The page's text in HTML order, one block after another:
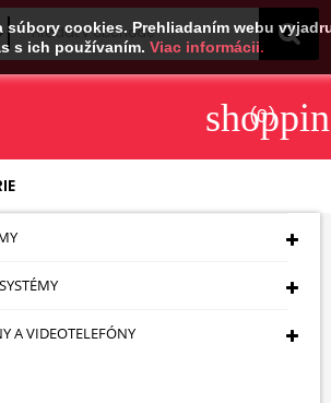
súbory cookies. Prehliadaním webu
s ich používaním. Viac informácii.
(0)
A VIDEOTELEFÓNY
WT-
55*P25